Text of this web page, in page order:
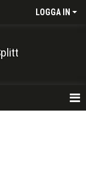
LOGGA IN